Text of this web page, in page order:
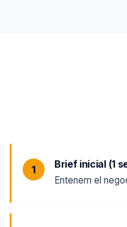
Brief inicial (1
Entenem el